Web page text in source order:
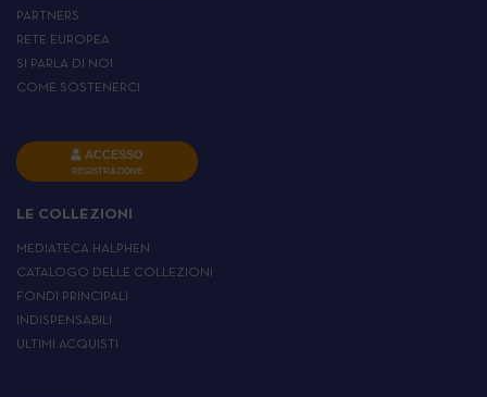
PARTNERS
RETE EUROPEA
SI PARLA DI NOI
COME SOSTENERCI
ACCESSO
REGISTRAZIONE
LE COLLEZIONI
MEDIATECA HALPHEN
CATALOGO DELLE COLLEZIONI
FONDI PRINCIPALI
INDISPENSABILI
ULTIMI ACQUISTI